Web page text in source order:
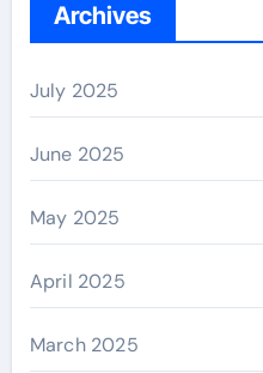
Archives
July 2025
June 2025
May 2025
April 2025
March 2025